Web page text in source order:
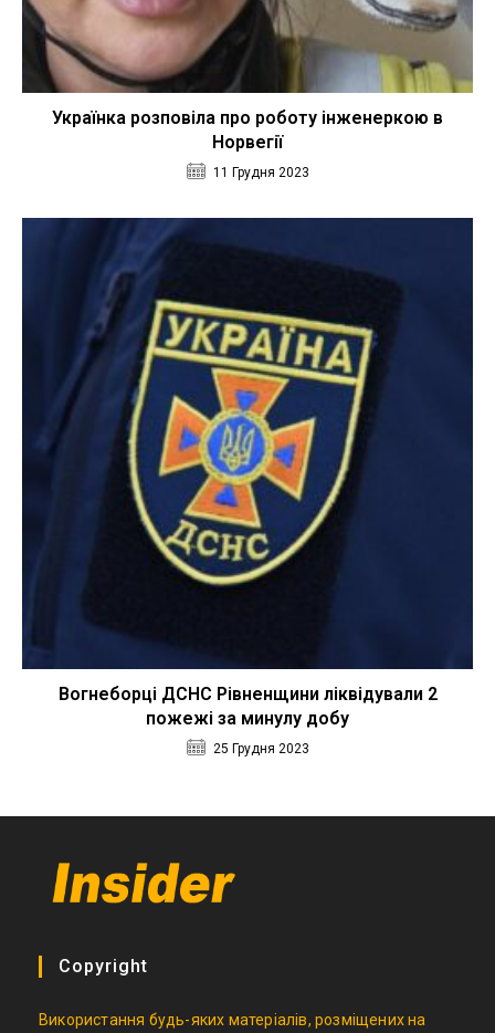
Українка розповіла про роботу інженеркою в
Норвегії
11 Грудня 2023
Вогнеборці ДСНС Рівненщини ліквідували 2
пожежі за минулу добу
25 Грудня 2023
Copyright
Використання будь-яких матеріалів, розміщених на